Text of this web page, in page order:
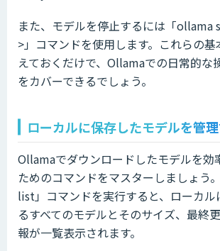
また、モデルを停止するには「ollama
>」コマンドを使用します。これらの
えておくだけで、Ollamaでの日常的な
をカバーできるでしょう。
ローカルに保存したモデルを管
Ollamaでダウンロードしたモデルを効
ためのコマンドをマスターしましょう
list」コマンドを実行すると、ローカル
るすべてのモデルとそのサイズ、最終
報が一覧表示されます。